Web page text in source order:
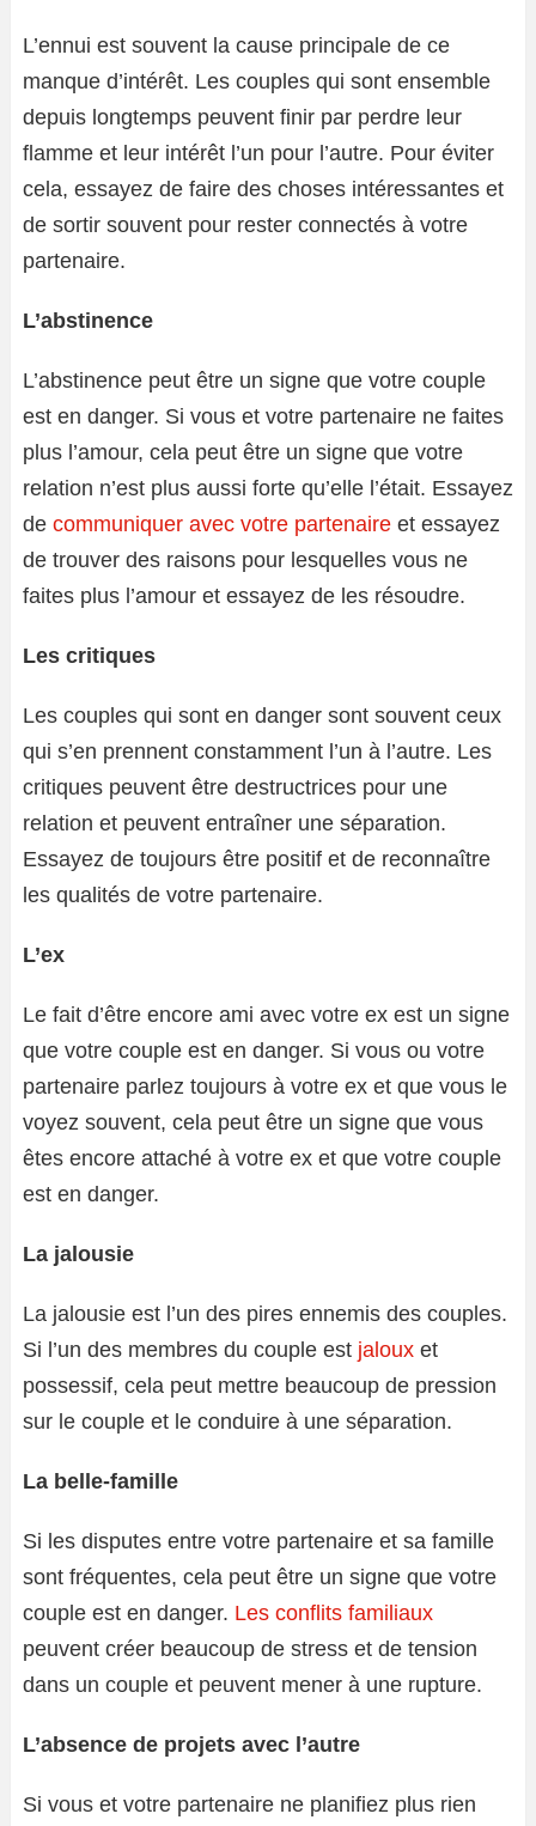
L’ennui est souvent la cause principale de ce
manque d’intérêt. Les couples qui sont ensemble
depuis longtemps peuvent finir par perdre leur
flamme et leur intérêt l’un pour l’autre. Pour éviter
cela, essayez de faire des choses intéressantes et
de sortir souvent pour rester connectés à votre
partenaire.
L’abstinence
L’abstinence peut être un signe que votre couple
est en danger. Si vous et votre partenaire ne faites
plus l’amour, cela peut être un signe que votre
relation n’est plus aussi forte qu’elle l’était. Essayez
de communiquer avec votre partenaire et essayez
de trouver des raisons pour lesquelles vous ne
faites plus l’amour et essayez de les résoudre.
Les critiques
Les couples qui sont en danger sont souvent ceux
qui s’en prennent constamment l’un à l’autre. Les
critiques peuvent être destructrices pour une
relation et peuvent entraîner une séparation.
Essayez de toujours être positif et de reconnaître
les qualités de votre partenaire.
L’ex
Le fait d’être encore ami avec votre ex est un signe
que votre couple est en danger. Si vous ou votre
partenaire parlez toujours à votre ex et que vous le
voyez souvent, cela peut être un signe que vous
êtes encore attaché à votre ex et que votre couple
est en danger.
La jalousie
La jalousie est l’un des pires ennemis des couples.
Si l’un des membres du couple est jaloux et
possessif, cela peut mettre beaucoup de pression
sur le couple et le conduire à une séparation.
La belle-famille
Si les disputes entre votre partenaire et sa famille
sont fréquentes, cela peut être un signe que votre
couple est en danger. Les conflits familiaux
peuvent créer beaucoup de stress et de tension
dans un couple et peuvent mener à une rupture.
L’absence de projets avec l’autre
Si vous et votre partenaire ne planifiez plus rien